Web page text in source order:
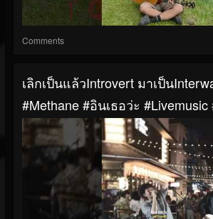
Comments
เลิกเป็นแล้วIntrovert มาเป็น
#Methane #อินเธอว่ะ